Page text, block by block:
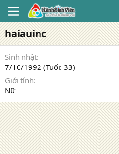
haiauinc
Sinh nhật
7/10/1992 (Tuổi: 33)
Giới tính
Nữ